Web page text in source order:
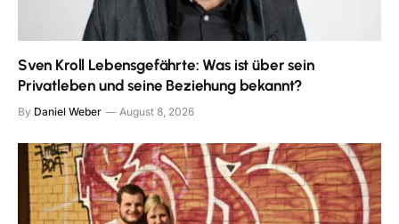
Sven Kroll Lebensgefährte: Was ist über sein
Privatleben und seine Beziehung bekannt?
By Daniel Weber August 8, 2026